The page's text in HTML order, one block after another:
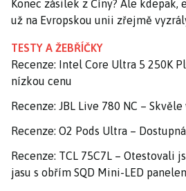
Konec zásilek z Číny? Ale kdepak,
už na Evropskou unii zřejmě
TESTY A ŽEBŘÍČKY
Recenze: Intel Core Ultra 5 250K
nízkou cenu
Recenze: JBL Live 780 NC –
Recenze: O2 Pods Ultra –
Recenze: TCL 75C7L – Otestovali
jasu s obřím SQD Mini-LED